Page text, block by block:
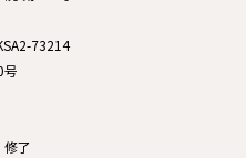
73214
号
修了